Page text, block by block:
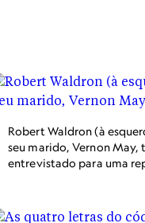
Robert Waldron (à
seu marido, Vernon May,
entrevistado para uma